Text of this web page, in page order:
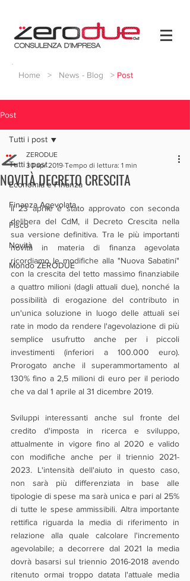
Home > News - Blog > Post
Post
Tutti i post
Economia e Finanza
Finanza Agevolata
Fisco
Novità
Mondo ZERODUE
Tutti i post
NOVITÀ DECRETO CRESCITA
ZERODUE
30 apr 2019 Tempo di lettura: 1 min
Il 23 aprile è stato approvato con seconda
delibera del CdM, il Decreto Crescita nella
sua versione definitiva. Tra le più importanti
novità in materia di finanza agevolata
ricordiamo le modifiche alla "Nuova Sabatini"
con la crescita del tetto massimo finanziabile
a quattro milioni (dagli attuali due), nonché la
possibilità di erogazione del contributo in
un'unica soluzione in luogo delle attuali sei
rate in modo da rendere l'agevolazione di più
semplice usufrutto anche per i piccoli
investimenti (inferiori a 100.000 euro).
Prorogato anche il superammortamento al
130% fino a 2,5 milioni di euro per il periodo
che va dal 1 aprile al 31 dicembre 2019.
Sviluppi interessanti anche sul fronte del
credito d'imposta in ricerca e sviluppo,
attualmente in vigore fino al 2020 e valido
con modifiche anche per il triennio 2021-
2023. L'intensità dell'aiuto in questo caso,
non sarà più differenziata in base alle
tipologie di spese ma sarà unica e pari al 25%
di tutte le spese ammissibili. Altra importante
rettifica riguarda la media di riferimento in
relazione alla quale calcolare l'incremento
agevolabile; a decorrere dal 2021 la media
dovrà basarsi sul triennio 2016-2018 avendo
ritenuto ormai troppo datata l'attuale media